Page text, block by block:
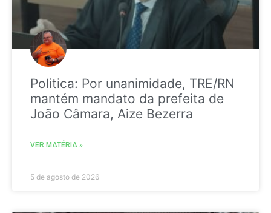
Politica: Por unanimidade, TRE/RN
mantém mandato da prefeita de
João Câmara, Aize Bezerra
VER MATÉRIA »
5 de agosto de 2026